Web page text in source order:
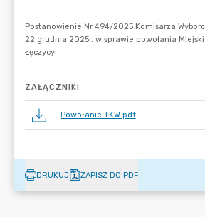
ZAŁĄCZNIKI
Powołanie TKW.pdf
DRUKUJ ZAPISZ DO PDF